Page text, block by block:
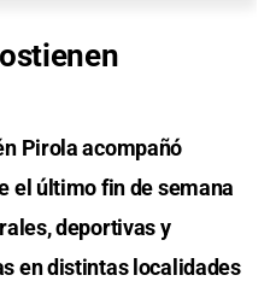
Pirola acompañó
el último fin de semana
deportivas y
en distintas localidades